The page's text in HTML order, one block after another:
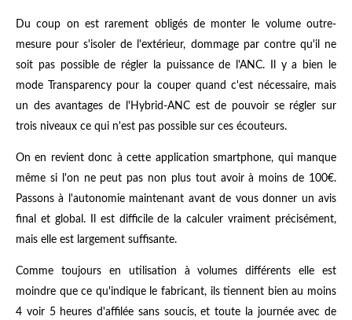
Du coup on est rarement obligés de monter le volume outre-
mesure pour s'isoler de l'extérieur, dommage par contre qu'il ne
soit pas possible de régler la puissance de l'ANC. Il y a bien le
mode Transparency pour la couper quand c'est nécessaire, mais
un des avantages de l'Hybrid-ANC est de pouvoir se régler sur
trois niveaux ce qui n'est pas possible sur ces écouteurs.
On en revient donc à cette application smartphone, qui manque
même si l'on ne peut pas non plus tout avoir à moins de 100€.
Passons à l'autonomie maintenant avant de vous donner un avis
final et global. Il est difficile de la calculer vraiment précisément,
mais elle est largement suffisante.
Comme toujours en utilisation à volumes différents elle est
moindre que ce qu'indique le fabricant, ils tiennent bien au moins
4 voir 5 heures d'affilée sans soucis, et toute la journée avec de